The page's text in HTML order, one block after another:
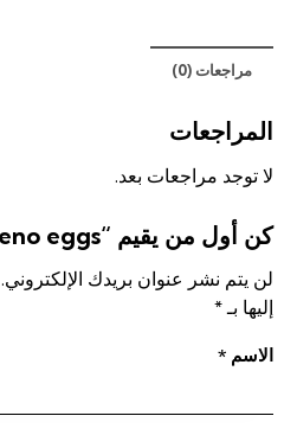
مراجعات (0)
المراجعات
لا توجد مراجعات بعد.
كن أول من يقيم “kinder bueno eggs”
لن يتم نشر عنوان بريدك الإلكتروني.
إليها بـ*
الاسم *